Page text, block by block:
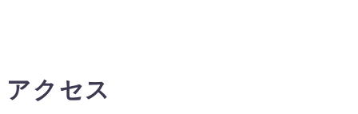
アクセス